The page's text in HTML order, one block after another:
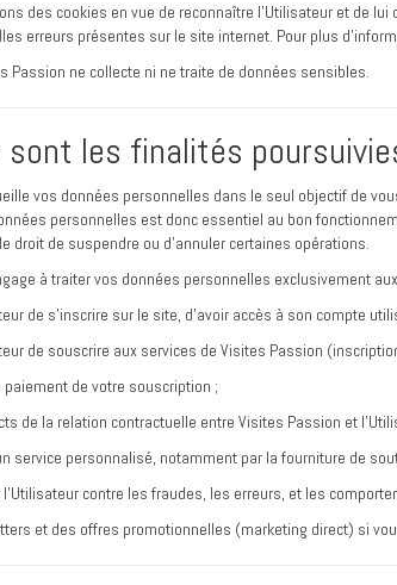
des cookies en vue de reconnaître l’Utilisateur et de
erreurs présentes sur le site internet. Pour plus
Passion ne collecte ni ne traite de données sensibles.
sont les finalités
vos données personnelles dans le seul objectif de
personnelles est donc essentiel au bon
droit de suspendre ou d’annuler certaines opérations.
à traiter vos données personnelles exclusivement
de s’inscrire sur le site, d’avoir accès à son compte
de souscrire aux services de Visites Passion
de votre souscription ;
de la relation contractuelle entre Visites Passion et
service personnalisé, notamment par la fourniture de
contre les fraudes, les erreurs, et les
et des offres promotionnelles (marketing direct) si